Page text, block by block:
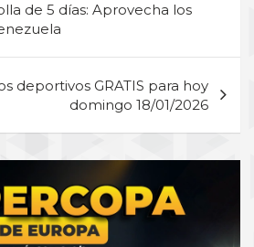
de 5 días: Aprovecha los
deportivos GRATIS para hoy
domingo 18/01/2026